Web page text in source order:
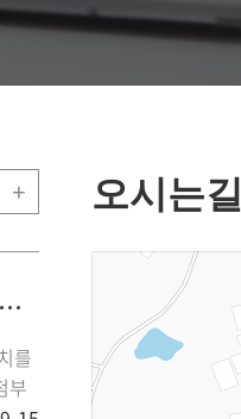
+
★[2025년-포럼표준]★ 리튬 이온 배터리 에너지 저장 장치를 활용한 피크저감 유스케이스
를
오시는길